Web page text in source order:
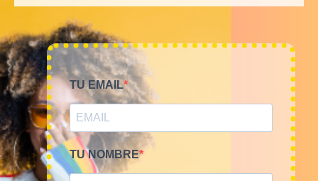
COMPRA POR KILOS O LOTES
MUJER
NOVEDADES
TU EMAIL
TU NOMBRE